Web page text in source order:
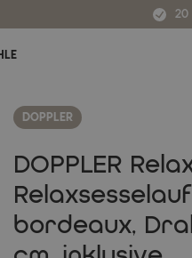
20
DOPPLER
DOPPLER
bordeaux,